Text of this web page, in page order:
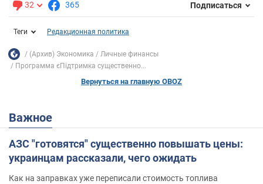
32 365 Подписаться
Теги Редакционная политика
(Архив) Экономика
Личные финансы
Программа єПідтримка существенно...
Вернуться на главную OBOZ
Важное
АЗС "готовятся" существенно повышать цены:
украинцам рассказали, чего ожидать
Как на заправках уже переписали стоимость топлива